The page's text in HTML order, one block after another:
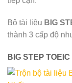
Bộ tài liệu BIG
thành 3 cấp độ
BIG STEP